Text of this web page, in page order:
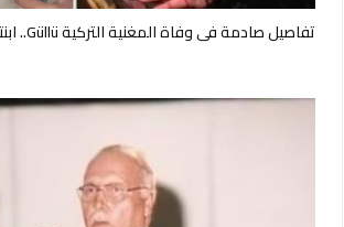
تفاصيل صادمة في وفاة المغنية التركية Güllü.. ابنتها قتلتها عمداً